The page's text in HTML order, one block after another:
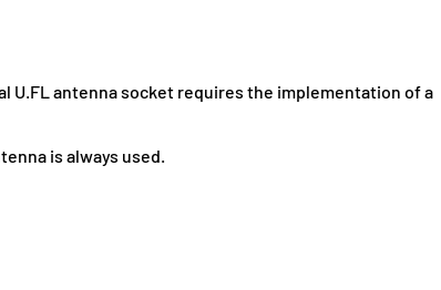
U.FL antenna socket requires the implementation of a
is always used.